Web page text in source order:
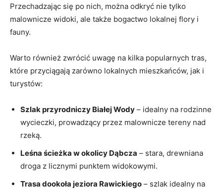
Przechadzając się po nich, można odkryć nie tylko
malownicze widoki, ale także bogactwo lokalnej flory i
fauny.
Warto również zwrócić uwagę na kilka popularnych tras,
które przyciągają zarówno lokalnych mieszkańców, jak i
turystów:
Szlak przyrodniczy Białej Wody – idealny na rodzinne
wycieczki, prowadzący przez malownicze tereny nad
rzeką.
Leśna ścieżka w okolicy Dąbcza – stara, drewniana
droga z licznymi punktem widokowymi.
Trasa dookoła jeziora Rawickiego – szlak idealny na